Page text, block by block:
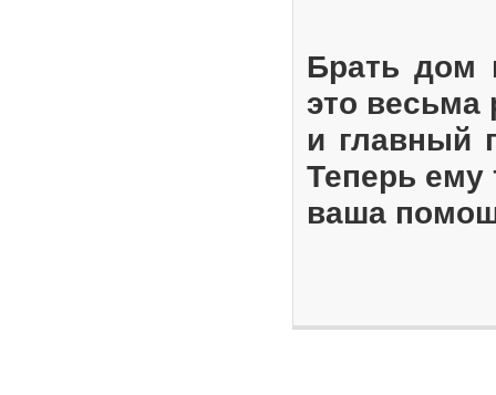
Брать дом
это весьма
и главный
Теперь ему
ваша